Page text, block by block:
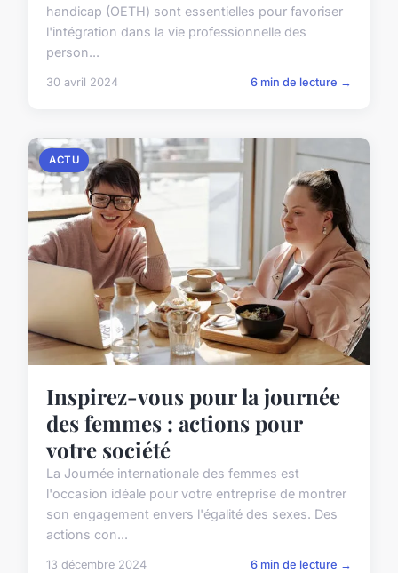
handicap (OETH) sont essentielles pour favoriser
l'intégration dans la vie professionnelle des
person...
30 avril 2024 6 min de lecture →
ACTU
Inspirez-vous pour la journée
des femmes : actions pour
votre société
La Journée internationale des femmes est
l'occasion idéale pour votre entreprise de montrer
son engagement envers l'égalité des sexes. Des
actions con...
13 décembre 2024 6 min de lecture →